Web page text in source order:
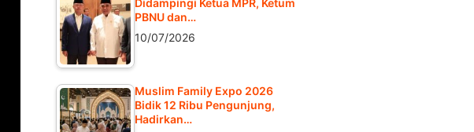
Didampingi Ketua MPR, Ketum
PBNU dan…
10/07/2026
Muslim Family Expo 2026
Bidik 12 Ribu Pengunjung,
Hadirkan…